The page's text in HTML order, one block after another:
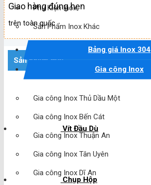
Phụ Kiện Inox
Sản Phẩm Inox Khác
Bảng giá Inox 304
Gia công Inox
Gia công Inox Thủ Dầu Một
Gia công Inox Bến Cát
Gia công Inox Thuận An
Gia công Inox Tân Uyên
Gia công Inox Dĩ An
Giao hàng đúng hẹn
trên toàn quốc
Sản phẩm mới
Vít Đầu Dù
Chụp Hộp